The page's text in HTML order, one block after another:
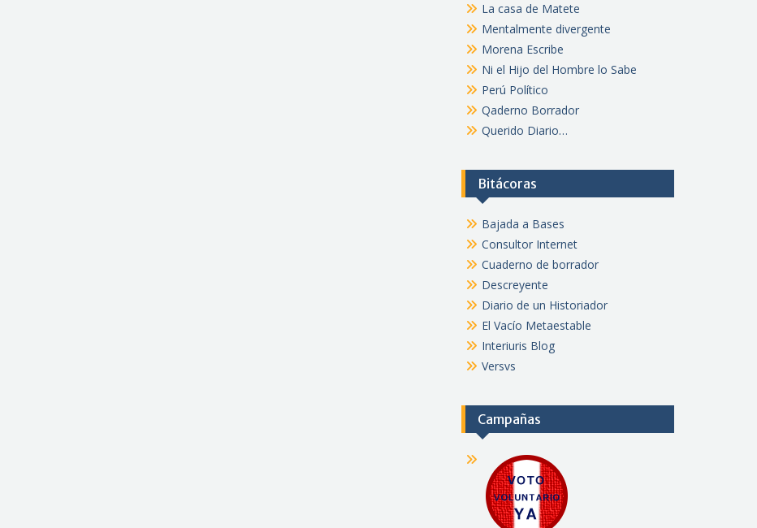
La casa de Matete
Mentalmente divergente
Morena Escribe
Ni el Hijo del Hombre lo Sabe
Perú Político
Qaderno Borrador
Querido Diario…
Bitácoras
Bajada a Bases
Consultor Internet
Cuaderno de borrador
Descreyente
Diario de un Historiador
El Vacío Metaestable
Interiuris Blog
Versvs
Campañas